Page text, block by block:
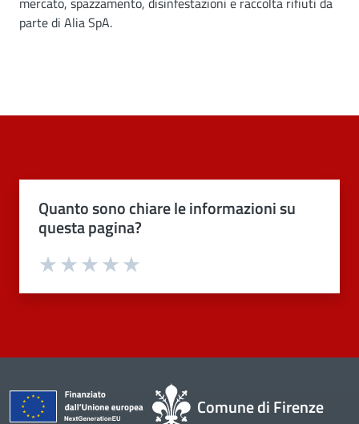
parte di Alia SpA.
Quanto sono chiare le informazioni su
questa pagina?
Valuta 4 stelle su 5
Valuta 3 stelle su 5
Valuta 2 stelle su 5
Valuta 1 stelle su 5
Comune di Firenze